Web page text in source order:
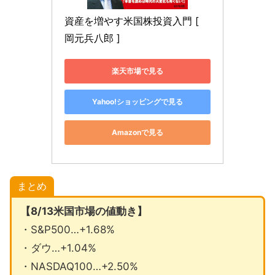
資産を増やす米国株投資入門 [
岡元兵八郎 ]
楽天市場で見る
Yahoo!ショッピングで見る
Amazonで見る
まとめ
【8/13米国市場の値動き】
・S&P500…+1.68%
・ダウ…+1.04%
・NASDAQ100…+2.50%